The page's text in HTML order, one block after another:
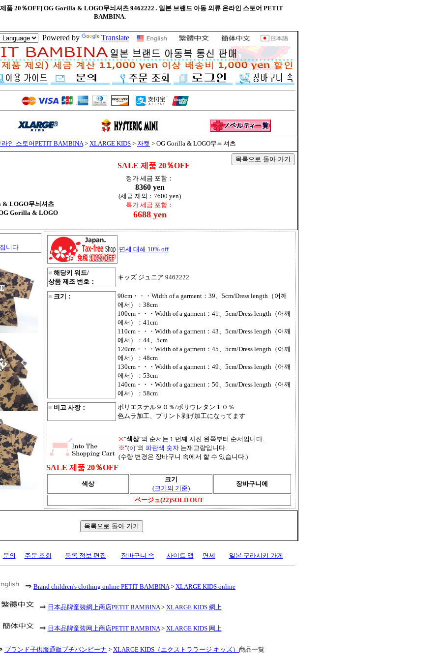
품 20％OFF] OG Gorilla & LOGO무늬셔츠 9462222 . 일본 브랜드 아동 의류 온라인 스토어 PETIT
BAMBINA.
Powered by Translate
인 스토어PETIT BAMBINA> XLARGE KIDS > 자켓 > OG Gorilla & LOGO무늬셔츠
SALE 제품 20％OFF
정가 세금 포함：
8360 yen
(세금 제외：7600 yen)
특가 세금 포함：
6688 yen
& LOGO무늬셔츠
Gorilla & LOGO
니다
면세 대해 10% off
■ 해당키 워드/
상품 제조 번호：
キッズ ジュニア 9462222
■ 크기：
90cm・・・Width of a garment：39、5cm/Dress length（어깨
에서）：38cm
100cm・・・Width of a garment：41、5cm/Dress length（어깨
에서）：41cm
110cm・・・Width of a garment：43、5cm/Dress length（어깨
에서）：44、5cm
120cm・・・Width of a garment：45、5cm/Dress length（어깨
에서）：48cm
130cm・・・Width of a garment：49、5cm/Dress length（어깨
에서）：53cm
140cm・・・Width of a garment：50、5cm/Dress length（어깨
에서）：58cm
■ 비고 사항：
ポリエステル９０％/ポリウレタン１０％
色ムラ加工、プリント剥げ加工になってます
※"색상"의 순서는 1 번째 사진 왼쪽부터 순서입니다.
※"(○)"의 파란색 숫자는재고량입니다.
(수량 변경은 장바구니 속에서 할 수 있습니다.)
SALE 제품 20％OFF
색상
크기
(크기의 기준)
장바구니에
ベージュ(22)SOLD OUT
문의 주문 조회 등록 정보 편집 장바구니 속 사이트 맵 면세 일본 구라시키 가게
⇒ Brand children's clothing online PETIT BAMBINA> XLARGE KIDS online
⇒ 日本品牌童裝網上商店PETIT BAMBINA> XLARGE KIDS 網上
⇒ 日本品牌童装网上商店PETIT BAMBINA> XLARGE KIDS 网上
ブランド子供服通販プチバンビーナ > XLARGE KIDS（エクストララージ キッズ） 商品一覧